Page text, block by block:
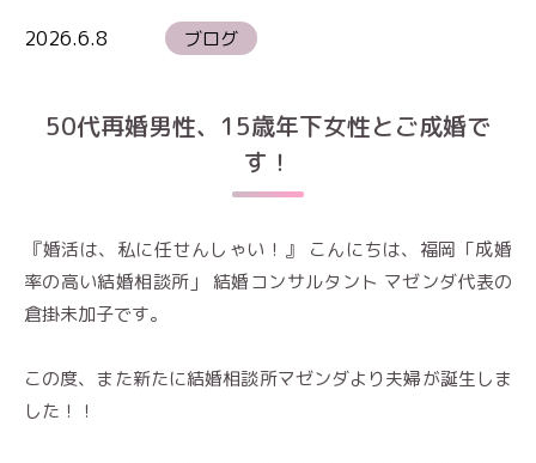
2026.6.8 ブログ
50代再婚男性、15歳年下女性とご成婚で
す！
『婚活は、私に任せんしゃい！』 こんにちは、福岡「成婚
率の高い結婚相談所」 結婚コンサルタント マゼンダ代表の
倉掛未加子です。
この度、また新たに結婚相談所マゼンダより夫婦が誕生しま
した！！